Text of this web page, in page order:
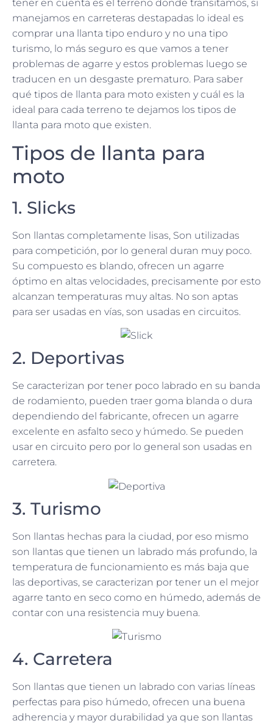
tener en cuenta es el terreno donde transitamos, si
manejamos en carreteras destapadas lo ideal es
comprar una llanta tipo enduro y no una tipo
turismo, lo más seguro es que vamos a tener
problemas de agarre y estos problemas luego se
traducen en un desgaste prematuro. Para saber
qué tipos de llanta para moto existen y cuál es la
ideal para cada terreno te dejamos los tipos de
llanta para moto que existen.
Tipos de llanta para
moto
1. Slicks
Son llantas completamente lisas, Son utilizadas
para competición, por lo general duran muy poco.
Su compuesto es blando, ofrecen un agarre
óptimo en altas velocidades, precisamente por esto
alcanzan temperaturas muy altas. No son aptas
para ser usadas en vías, son usadas en circuitos.
2. Deportivas
Se caracterizan por tener poco labrado en su banda
de rodamiento, pueden traer goma blanda o dura
dependiendo del fabricante, ofrecen un agarre
excelente en asfalto seco y húmedo. Se pueden
usar en circuito pero por lo general son usadas en
carretera.
3. Turismo
Son llantas hechas para la ciudad, por eso mismo
son llantas que tienen un labrado más profundo, la
temperatura de funcionamiento es más baja que
las deportivas, se caracterizan por tener un el mejor
agarre tanto en seco como en húmedo, además de
contar con una resistencia muy buena.
4. Carretera
Son llantas que tienen un labrado con varias líneas
perfectas para piso húmedo, ofrecen una buena
adherencia y mayor durabilidad ya que son llantas